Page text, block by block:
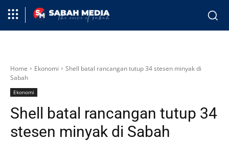
Home Ekonomi
Shell batal rancangan tutup 34 stesen minyak di
Sabah
Ekonomi
Shell batal rancangan tutup 34
stesen minyak di Sabah